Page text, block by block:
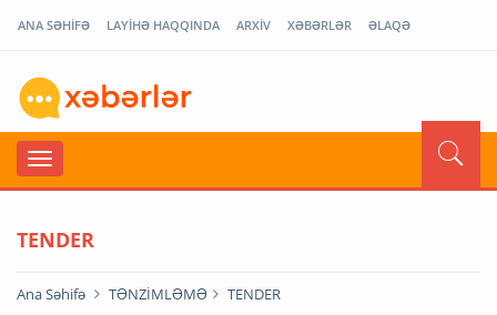
ANA SƏHİFƏ LAYİHƏ HAQQINDA ARXİV XƏBƏRLƏR ƏLAQƏ
TENDER
Ana Səhifə TƏNZİMLƏMƏ TENDER